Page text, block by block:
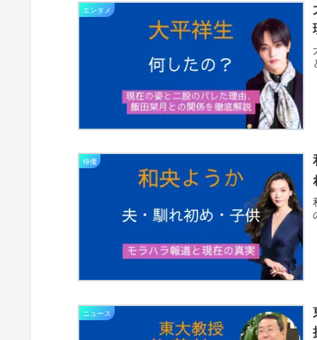
エンタメ
俳優
ニュース